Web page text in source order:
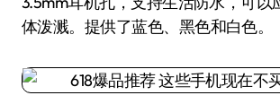
体泼溅。提供了蓝色、黑色和白色。